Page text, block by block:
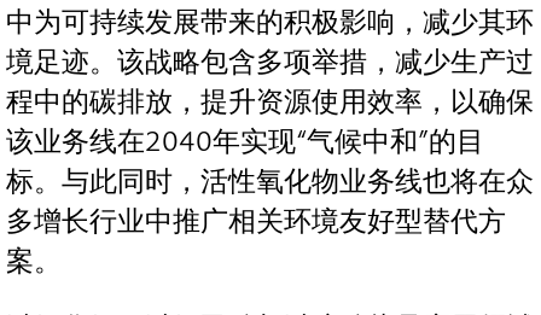
中为可持续发展带来的积极影响，减少其环
境足迹。该战略包含多项举措，减少生产过
程中的碳排放，提升资源使用效率，以确保
该业务线在2040年实现“气候中和”的目
标。与此同时，活性氧化物业务线也将在众
多增长行业中推广相关环境友好型替代方
案。